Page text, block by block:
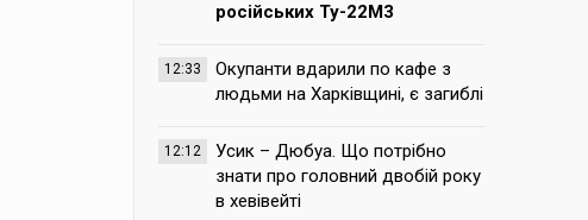
російських Ту-22М3
12:33
Окупанти вдарили по кафе з
людьми на Харківщині, є загиблі
12:12
Усик – Дюбуа. Що потрібно
знати про головний двобій року
в хевівейті